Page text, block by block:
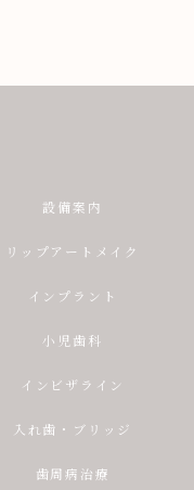
設備案内
リップアートメイク
インプラント
小児歯科
インビザライン
入れ歯・ブリッジ
歯周病治療